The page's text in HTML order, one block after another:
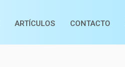
ARTÍCULOS CONTACTO